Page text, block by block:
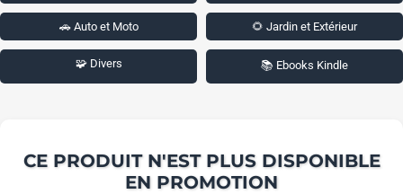
🚗 Auto et Moto 🌻 Jardin et Extérieur
🧩 Divers 📚 Ebooks Kindle
CE PRODUIT N'EST PLUS DISPONIBLE
EN PROMOTION